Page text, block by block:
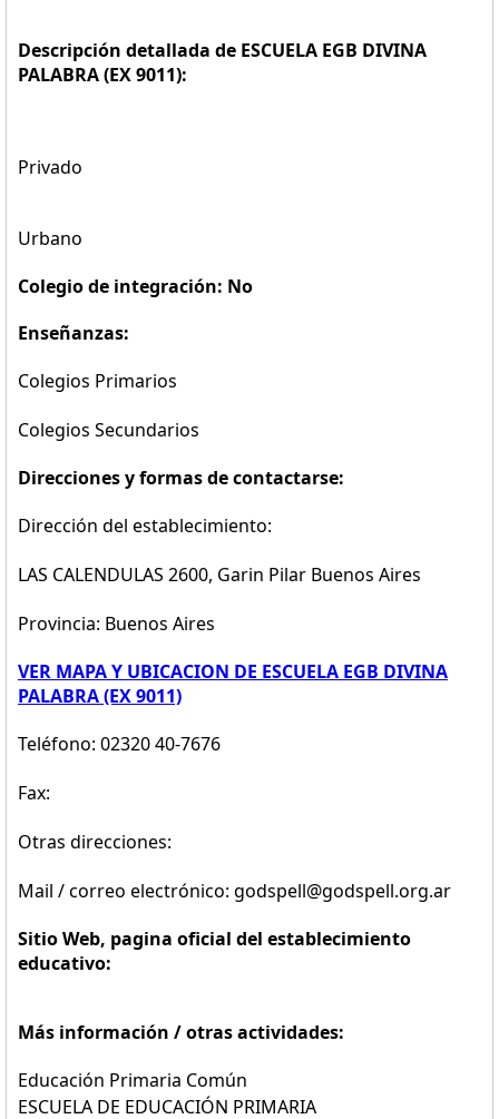
Descripción detallada de ESCUELA EGB DIVINA
PALABRA (EX 9011):
Privado
Urbano
Colegio de integración: No
Enseñanzas:
Colegios Primarios
Colegios Secundarios
Direcciones y formas de contactarse:
Dirección del establecimiento:
LAS CALENDULAS 2600, Garin Pilar Buenos Aires
Provincia: Buenos Aires
VER MAPA Y UBICACION DE ESCUELA EGB DIVINA
PALABRA (EX 9011)
Teléfono: 02320 40-7676
Fax:
Otras direcciones:
Mail / correo electrónico: godspell@godspell.org.ar
Sitio Web, pagina oficial del establecimiento
educativo:
Más información / otras actividades:
Educación Primaria Común
ESCUELA DE EDUCACIÓN PRIMARIA